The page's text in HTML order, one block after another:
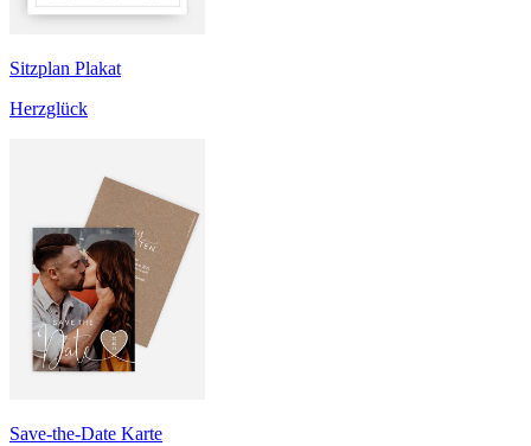
Sitzplan Plakat
Herzglück
Save-the-Date Karte